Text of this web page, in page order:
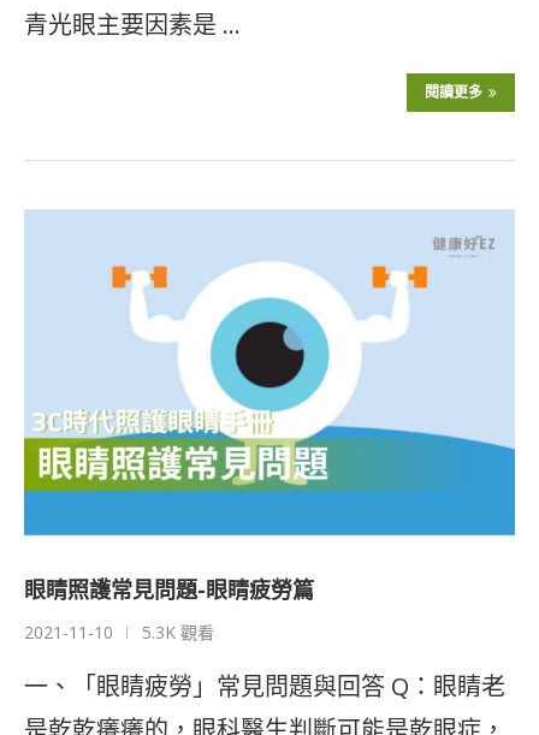
青光眼主要因素是 …
閱讀更多
眼睛照護常見問題-眼睛疲勞篇
2021-11-10 5.3K 觀看
一、「眼睛疲勞」常見問題與回答 Q：眼睛老